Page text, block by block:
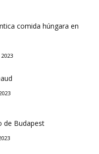
comida húngara en
de Budapest